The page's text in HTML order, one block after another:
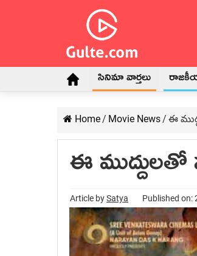
సినిమా వార్తలు
Home/ Movie News/ ఈ
ఈ ముద్దులతో
Article bySatya Published on: